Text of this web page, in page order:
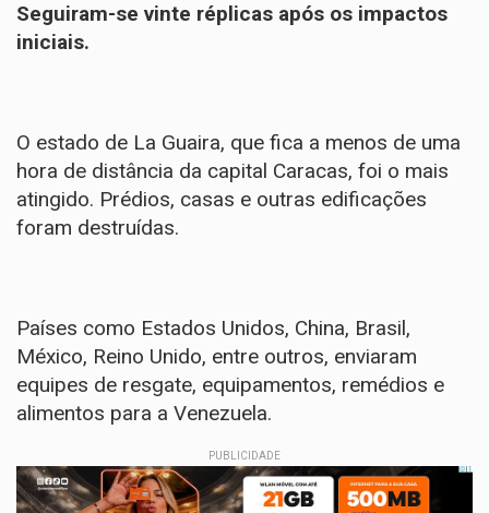
Seguiram-se vinte réplicas após os impactos
iniciais.
O estado de La Guaira, que fica a menos de uma
hora de distância da capital Caracas, foi o mais
atingido. Prédios, casas e outras edificações
foram destruídas.
Países como Estados Unidos, China, Brasil,
México, Reino Unido, entre outros, enviaram
equipes de resgate, equipamentos, remédios e
alimentos para a Venezuela.
PUBLICIDADE